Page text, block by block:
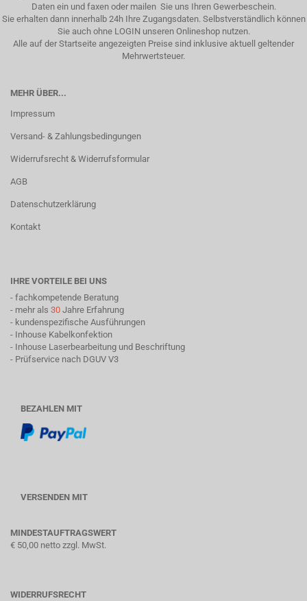
Daten ein und faxen oder mailen Sie uns Ihren Gewerbeschein.
Sie erhalten dann innerhalb 24h Ihre Zugangsdaten. Selbstverständlich können
Sie auch ohne LOGIN unseren Onlineshop nutzen.
Alle auf der Startseite angezeigten Preise sind inklusive aktuell geltender
Mehrwertsteuer.
MEHR ÜBER...
Impressum
Versand- & Zahlungsbedingungen
Widerrufsrecht & Widerrufsformular
AGB
Datenschutzerklärung
Kontakt
IHRE VORTEILE BEI UNS
- fachkompetende Beratung
- mehr als 30 Jahre Erfahrung
- kundenspezifische Ausführungen
- Inhouse Kabelkonfektion
- Inhouse Laserbearbeitung und Beschriftung
- Prüfservice nach DGUV V3
BEZAHLEN MIT
VERSENDEN MIT
MINDESTAUFTRAGSWERT
€ 50,00 netto zzgl. MwSt.
WIDERRUFSRECHT